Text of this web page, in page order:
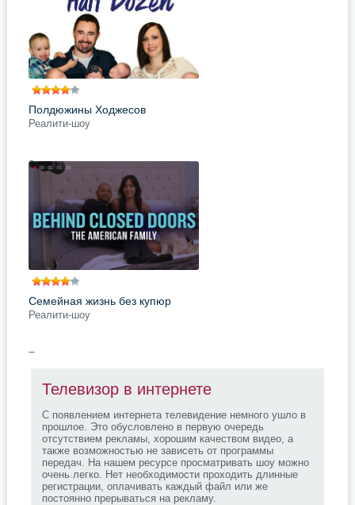
переворачивает их жизни с ног на
голову. Новая передача
подробнее
Поделись с друзьями
Полдюжины Ходжесов
Реалити-шоу
Завести чудесного сына семье
Ходжес из Техаса однажды
помогли препараты, повышающие
шансы зачатия. Когда Лиз и
Даниэль захотели ещё одного
ребёнка,
подробнее
Поделись с друзьями
Семейная жизнь без купюр
Реалити-шоу
Три храбрых пары решились на
предполагает полное наблюдение
за их жизнью 24/7. Жаркие споры,
подробнее
Поделись с друзьями
Телевизор в интернете
С появлением интернета телевидение немного ушло в
прошлое. Это обусловлено в первую очередь
отсутствием рекламы, хорошим качеством видео, а
также возможностью не зависеть от программы
передач. На нашем ресурсе просматривать шоу можно
очень легко. Нет необходимости проходить длинные
регистрации, оплачивать каждый файл или же
постоянно прерываться на рекламу.